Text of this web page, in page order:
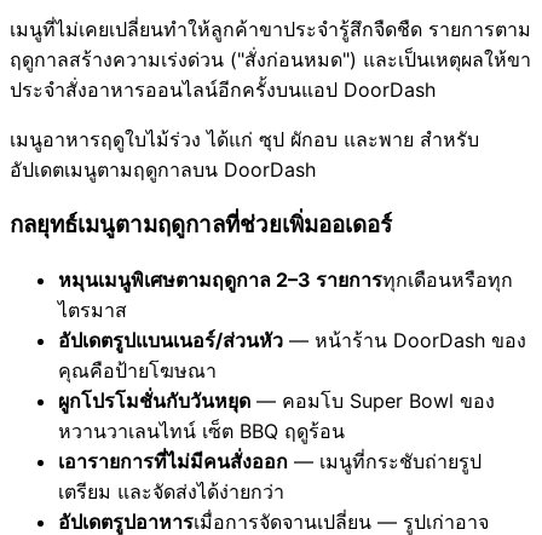
เมนูที่ไม่เคยเปลี่ยนทำให้ลูกค้าขาประจำรู้สึกจืดชืด รายการตาม
ฤดูกาลสร้างความเร่งด่วน ("สั่งก่อนหมด") และเป็นเหตุผลให้ขา
ประจำสั่งอาหารออนไลน์อีกครั้งบนแอป DoorDash
เมนูอาหารฤดูใบไม้ร่วง ได้แก่ ซุป ผักอบ และพาย สำหรับ
อัปเดตเมนูตามฤดูกาลบน DoorDash
กลยุทธ์เมนูตามฤดูกาลที่ช่วยเพิ่มออเดอร์
หมุนเมนูพิเศษตามฤดูกาล 2–3 รายการทุกเดือนหรือทุก
ไตรมาส
อัปเดตรูปแบนเนอร์/ส่วนหัว — หน้าร้าน DoorDash ของ
คุณคือป้ายโฆษณา
ผูกโปรโมชั่นกับวันหยุด — คอมโบ Super Bowl ของ
หวานวาเลนไทน์ เซ็ต BBQ ฤดูร้อน
เอารายการที่ไม่มีคนสั่งออก — เมนูที่กระชับถ่ายรูป
เตรียม และจัดส่งได้ง่ายกว่า
อัปเดตรูปอาหารเมื่อการจัดจานเปลี่ยน — รูปเก่าอาจ